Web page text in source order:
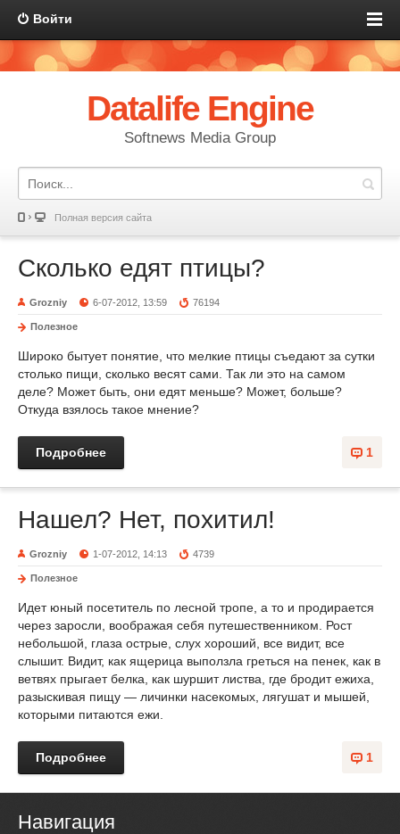
Войти
Datalife Engine
Softnews Media Group
Полная версия сайта
Сколько едят птицы?
Grozniy 6-07-2012, 13:59 76194
Полезное
Широко бытует понятие, что мелкие птицы съедают за сутки
столько пищи, сколько весят сами. Так ли это на самом
деле? Может быть, они едят меньше? Может, больше?
Откуда взялось такое мнение?
1
Подробнее
Нашел? Нет, похитил!
Grozniy 1-07-2012, 14:13 4739
Полезное
Идет юный посетитель по лесной тропе, а то и продирается
через заросли, воображая себя путешественником. Рост
небольшой, глаза острые, слух хороший, все видит, все
слышит. Видит, как ящерица выползла греться на пенек, как в
ветвях прыгает белка, как шуршит листва, где бродит ежиха,
разыскивая пищу — личинки насекомых, лягушат и мышей,
которыми питаются ежи.
1
Подробнее
Навигация